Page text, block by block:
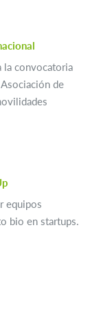
la convocatoria
de
equipos
bio en startups.